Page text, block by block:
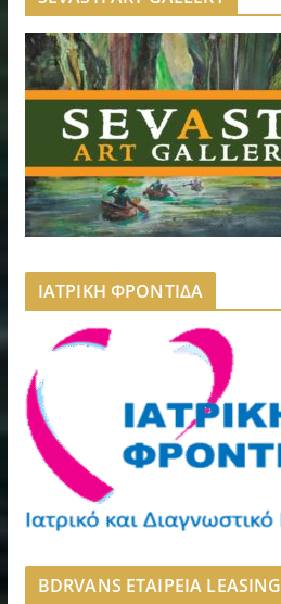
ΙΑΤΡΙΚΗ ΦΡΟΝΤΙΔΑ
BDRVANS ΕΤΑΙΡΕΙΑ LEASING